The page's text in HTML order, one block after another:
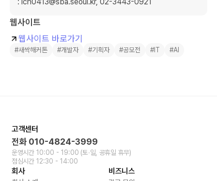
웹사이트
웹사이트 바로가기
#새싹해커톤 #개발자 #기획자 #공모전 #IT #AI
고객센터
전화 010-4824-3999
운영시간 10:00 - 19:00 (토∙일, 공휴일 휴무)
점심시간 12:30 - 14:00
회사 비즈니스